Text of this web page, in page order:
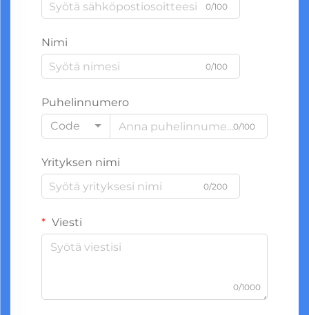
0/100
Nimi
0/100
Puhelinnumero
Code
0/100
Yrityksen nimi
0/200
Viesti
0/1000